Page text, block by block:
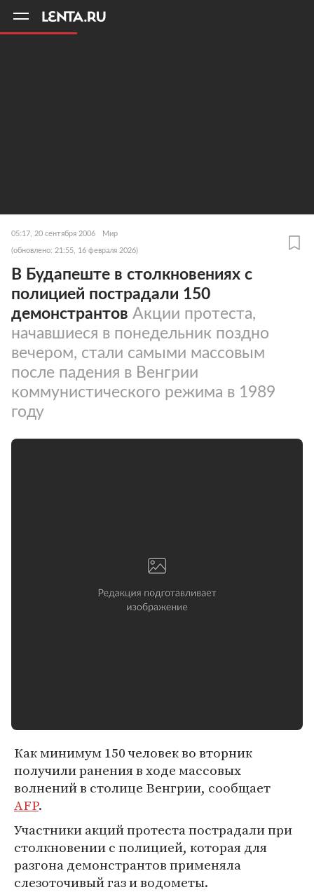
05:17, 20 сентября 2006 Мир
(обновлено: 21:55, 16 февраля 2026)
В Будапеште в столкновениях с
полицией пострадали 150
демонстрантов Акции протеста,
начавшиеся в понедельник поздно
вечером, стали самыми массовым
после падения в Венгрии
коммунистического режима в 1989
году
Как минимум 150 человек во вторник
получили ранения в ходе массовых
волнений в столице Венгрии, сообщает
AFP.
Участники акций протеста пострадали при
столкновении с полицией, которая для
разгона демонстрантов применяла
слезоточивый газ и водометы.